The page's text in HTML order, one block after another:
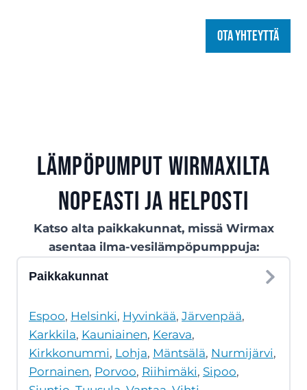
Ota yhteyttä
Lämpöpumput Wirmaxilta
nopeasti ja helposti
Katso alta paikkakunnat, missä Wirmax
asentaa ilma-vesilämpöpumppuja:
Paikkakunnat
Espoo, Helsinki, Hyvinkää, Järvenpää,
Karkkila, Kauniainen, Kerava,
Kirkkonummi, Lohja, Mäntsälä, Nurmijärvi,
Pornainen, Porvoo, Riihimäki, Sipoo,